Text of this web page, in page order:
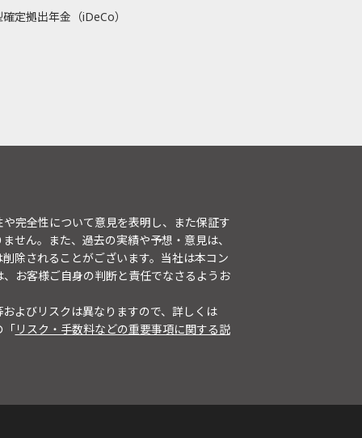
定拠出年金（iDeCo）
完全性について意見を表明し、また保証す
せん。また、過去の実績や予想・意見は、
除されることがございます。当社は本コン
お客様ご自身の判断と責任でなさるようお
よびリスクは異なりますので、詳しくは
「リスク・手数料などの重要事項に関する説